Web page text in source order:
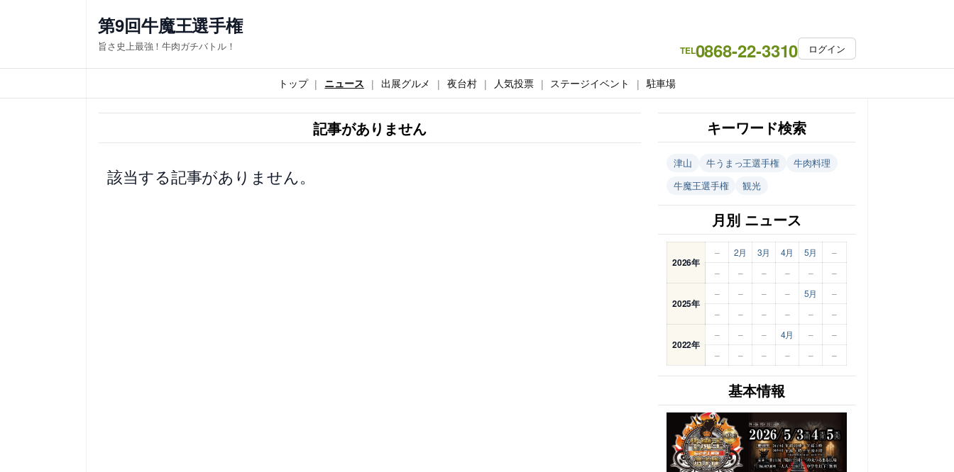
ス
キ
第9回牛魔王選手権
旨さ史上最強！牛肉ガチバトル！ TEL0868-22-3310 ログイン
トップ ニュース 出展グルメ 夜台村 人気投票 ステージイベント 駐車場
記事がありません
該当する記事がありません。
キーワード検索
津山 牛うまっ王選手権
牛肉料理
牛魔王選手権
観光
月別 ニュース
2026年
– 2月 3月 4月 5月
–
–
– – – – –
2025年
– – – – 5月
–
–
– – – – –
2022年
– – – 4月 –
–
–
– – – – –
基本情報